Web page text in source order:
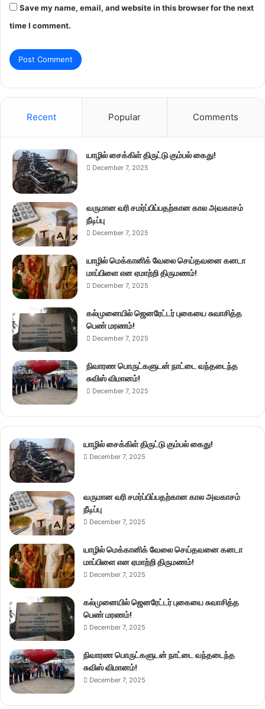
Save my name, email, and website in this browser for the next
time I comment.
Recent Popular Comments
யாழில் சைக்கிள் திருட்டு கும்பல் கைது!
December 7, 2025
வருமான வரி சமர்ப்பிப்பதற்கான கால அவகாசம்
நீடிப்பு
December 7, 2025
யாழில் மெக்கானிக் வேலை செய்தவனை கனடா
மாப்பிளை என ஏமாற்றி திருமணம்!
December 7, 2025
கல்முனையில் ஜெனரேட்டர் புகையை சுவாசித்த
பெண் மரணம்!
December 7, 2025
நிவாரண பொருட்களுடன் நாட்டை வந்தடைந்த
சுவிஸ் விமானம்!
December 7, 2025
யாழில் சைக்கிள் திருட்டு கும்பல் கைது!
December 7, 2025
வருமான வரி சமர்ப்பிப்பதற்கான கால அவகாசம்
நீடிப்பு
December 7, 2025
யாழில் மெக்கானிக் வேலை செய்தவனை கனடா
மாப்பிளை என ஏமாற்றி திருமணம்!
December 7, 2025
கல்முனையில் ஜெனரேட்டர் புகையை சுவாசித்த
பெண் மரணம்!
December 7, 2025
நிவாரண பொருட்களுடன் நாட்டை வந்தடைந்த
சுவிஸ் விமானம்!
December 7, 2025